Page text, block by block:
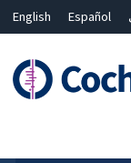
English Español